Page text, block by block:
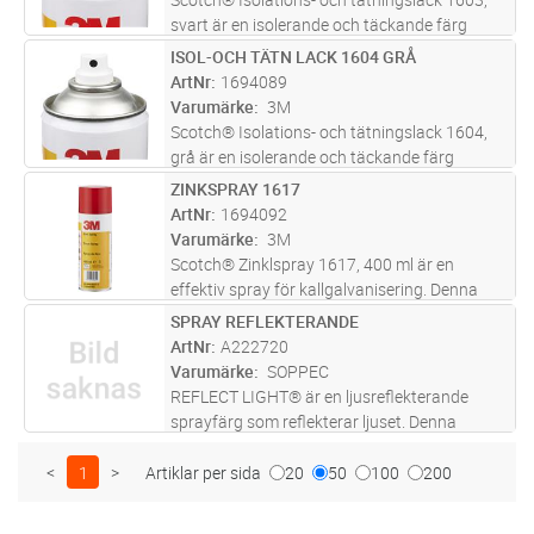
svart är en isolerande och täckande färg
baserad på alkydharts. Denna tätningslack
”hårdnar” till en flexibel och motståndskraftig
film med utmärkt vidhäftn
ST Lägg i kundvagn
ISOL-OCH TÄTN LACK 1604 GRÅ
ArtNr 1694089
Varumärke
3M
Scotch® Isolations- och tätningslack 1604,
grå är en isolerande och täckande färg
baserad på alkydharts. Denna tätningslack
”hårdnar” till en flexibel och motståndskraftig
film med utmärkt vidhäftnin
ST Lägg i kundvagn
ZINKSPRAY 1617
ArtNr 1694092
Varumärke
3M
Scotch® Zinklspray 1617, 400 ml är en
effektiv spray för kallgalvanisering. Denna
zinksprayprodukt ger permanent skydd mot
rost och korrosion genom elektrokemisk
bindning med metallytan den sprutas p
mer
ST Lägg i kundvagn
SPRAY REFLEKTERANDE
ArtNr A222720
Varumärke
SOPPEC
REFLECT LIGHT® är en ljusreflekterande
sprayfärg som reflekterar ljuset. Denna
säkerhetslösning för signalering av naturliga
< 1 > Artiklar per sida 20 50 100 200